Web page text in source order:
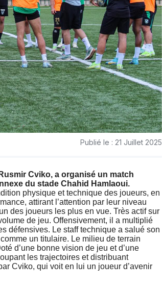
Publié le : 21 Juillet 2025
Cviko, a organisé un match
du stade Chahid Hamlaoui.
physique et technique des joueurs, en
attirant l’attention par leur niveau
des joueurs les plus en vue. Très actif sur
de jeu. Offensivement, il a multiplié
défensives. Le staff technique a salué son
un titulaire. Le milieu de terrain
d’une bonne vision de jeu et d’une
les trajectoires et distribuant
Cviko, qui voit en lui un joueur d’avenir